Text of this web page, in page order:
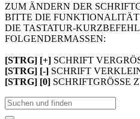
ZUM ÄNDERN DER
BITTE DIE FUNKTIONALITÄT
DIE TASTATUR-
FOLGENDERMASSEN:
[STRG] [+] SCHRIFT
[STRG] [-] SCHRIFT
[STRG] [0] SCHRIFTGRÖSSE